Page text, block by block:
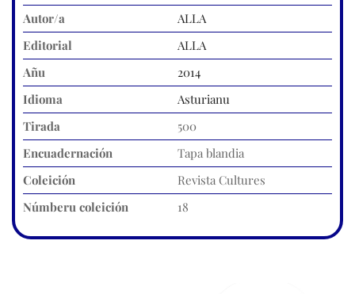
Autor/a
ALLA
Editorial
ALLA
Añu
2014
Idioma
Asturianu
Tirada
500
Encuadernación
Tapa blandia
Coleición
Revista Cultures
Númberu coleición
18